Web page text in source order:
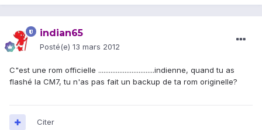
indian65
Posté(e) 13 mars 2012
C"est une rom officielle ................................indienne, quand tu as
flashé la CM7, tu n'as pas fait un backup de ta rom originelle?
Citer